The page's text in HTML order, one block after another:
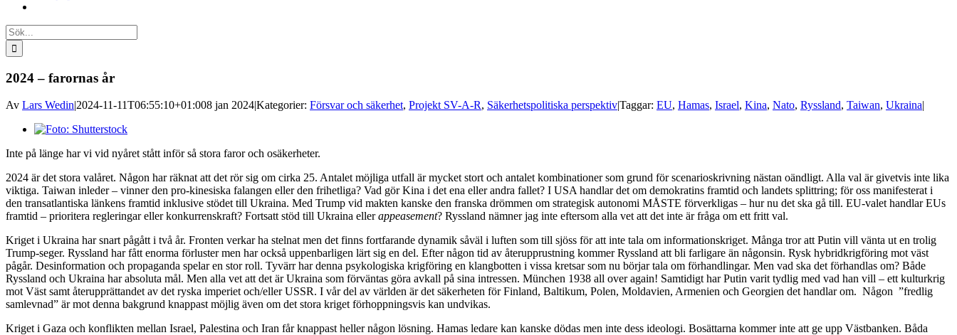
Sök
efter:
2024 – farornas år
Av Lars Wedin|2024-11-11T06:55:10+01:008 jan 2024|Kategorier: Försvar och säkerhet, Projekt SV-A-R, Säkerhetspolitiska perspektiv|Taggar: EU, Hamas, Israel, Kina, Nato, Ryssland, Taiwan, Ukraina|
Visa
bild
Inte på länge har vi vid nyåret stått inför så stora faror och osäkerheter.
2024 är det stora valåret. Någon har räknat att det rör sig om cirka 25. Antalet möjliga utfall är mycket stort och antalet kombinationer som grund för scenarioskrivning nästan oändligt. Alla val är givetvis inte lika
viktiga. Taiwan inleder – vinner den pro-kinesiska falangen eller den frihetliga? Vad gör Kina i det ena eller andra fallet? I USA handlar det om demokratins framtid och landets splittring; för oss manifesterat i
den transatlantiska länkens framtid inklusive stödet till Ukraina. Med Trump vid makten kanske den franska drömmen om strategisk autonomi MÅSTE förverkligas – hur nu det ska gå till. EU-valet handlar EUs
framtid – prioritera regleringar eller konkurrenskraft? Fortsatt stöd till Ukraina ellerappeasement? Ryssland nämner jag inte eftersom alla vet att det inte är fråga om ett fritt val.
Kriget i Ukraina har snart pågått i två år. Fronten verkar ha stelnat men det finns fortfarande dynamik såväl i luften som till sjöss för att inte tala om informationskriget. Många tror att Putin vill vänta ut en trolig
Trump-seger. Ryssland har fått enorma förluster men har också uppenbarligen lärt sig en del. Efter någon tid av återupprustning kommer Ryssland att bli farligare än någonsin. Rysk hybridkrigföring mot väst
pågår. Desinformation och propaganda spelar en stor roll. Tyvärr har denna psykologiska krigföring en klangbotten i vissa kretsar som nu börjar tala om förhandlingar. Men vad ska det förhandlas om? Både
Ryssland och Ukraina har absoluta mål. Men alla vet att det är Ukraina som förväntas göra avkall på sina intressen. München 1938 all over again! Samtidigt har Putin varit tydlig med vad han vill – ett kulturkrig
mot Väst samt återupprättandet av det ryska imperiet och/eller USSR. I vår del av världen är det säkerheten för Finland, Baltikum, Polen, Moldavien, Armenien och Georgien det handlar om. Någon ”fredlig
samlevnad” är mot denna bakgrund knappast möjlig även om det stora kriget förhoppningsvis kan undvikas.
Kriget i Gaza och konflikten mellan Israel, Palestina och Iran får knappast heller någon lösning. Hamas ledare kan kanske dödas men inte dess ideologi. Bosättarna kommer inte att ge upp Västbanken. Båda